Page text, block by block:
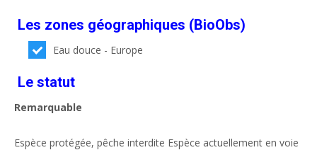
Les zones géographiques (BioObs)
Eau douce - Europe
Le statut
Remarquable
Espèce protégée, pêche interdite Espèce actuellement en voie